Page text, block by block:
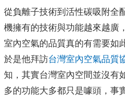
從負離子技術到活性碳吸附全
機擁有的技術與功能越來越廣
室內空氣的品質真的有需要如
於是他拜訪台灣室內空氣品質
知，其實台灣室內空間並沒有
多的功能大多都只是噱頭，事